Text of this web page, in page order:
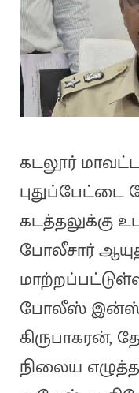
கடலூர்
கடத்தலுக்கு
போலீசார்
போலீஸ்
கிருபாகரன்,
நிலைய